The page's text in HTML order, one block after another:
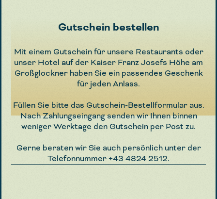
Gutschein bestellen
Mit einem Gutschein für unsere Restaurants oder
unser Hotel auf der Kaiser Franz Josefs Höhe am
Großglockner haben Sie ein passendes Geschenk
für jeden Anlass.
Füllen Sie bitte das Gutschein-Bestellformular aus.
Nach Zahlungseingang senden wir Ihnen binnen
weniger Werktage den Gutschein per Post zu.
Gerne beraten wir Sie auch persönlich unter der
Telefonnummer+43 4824 2512.